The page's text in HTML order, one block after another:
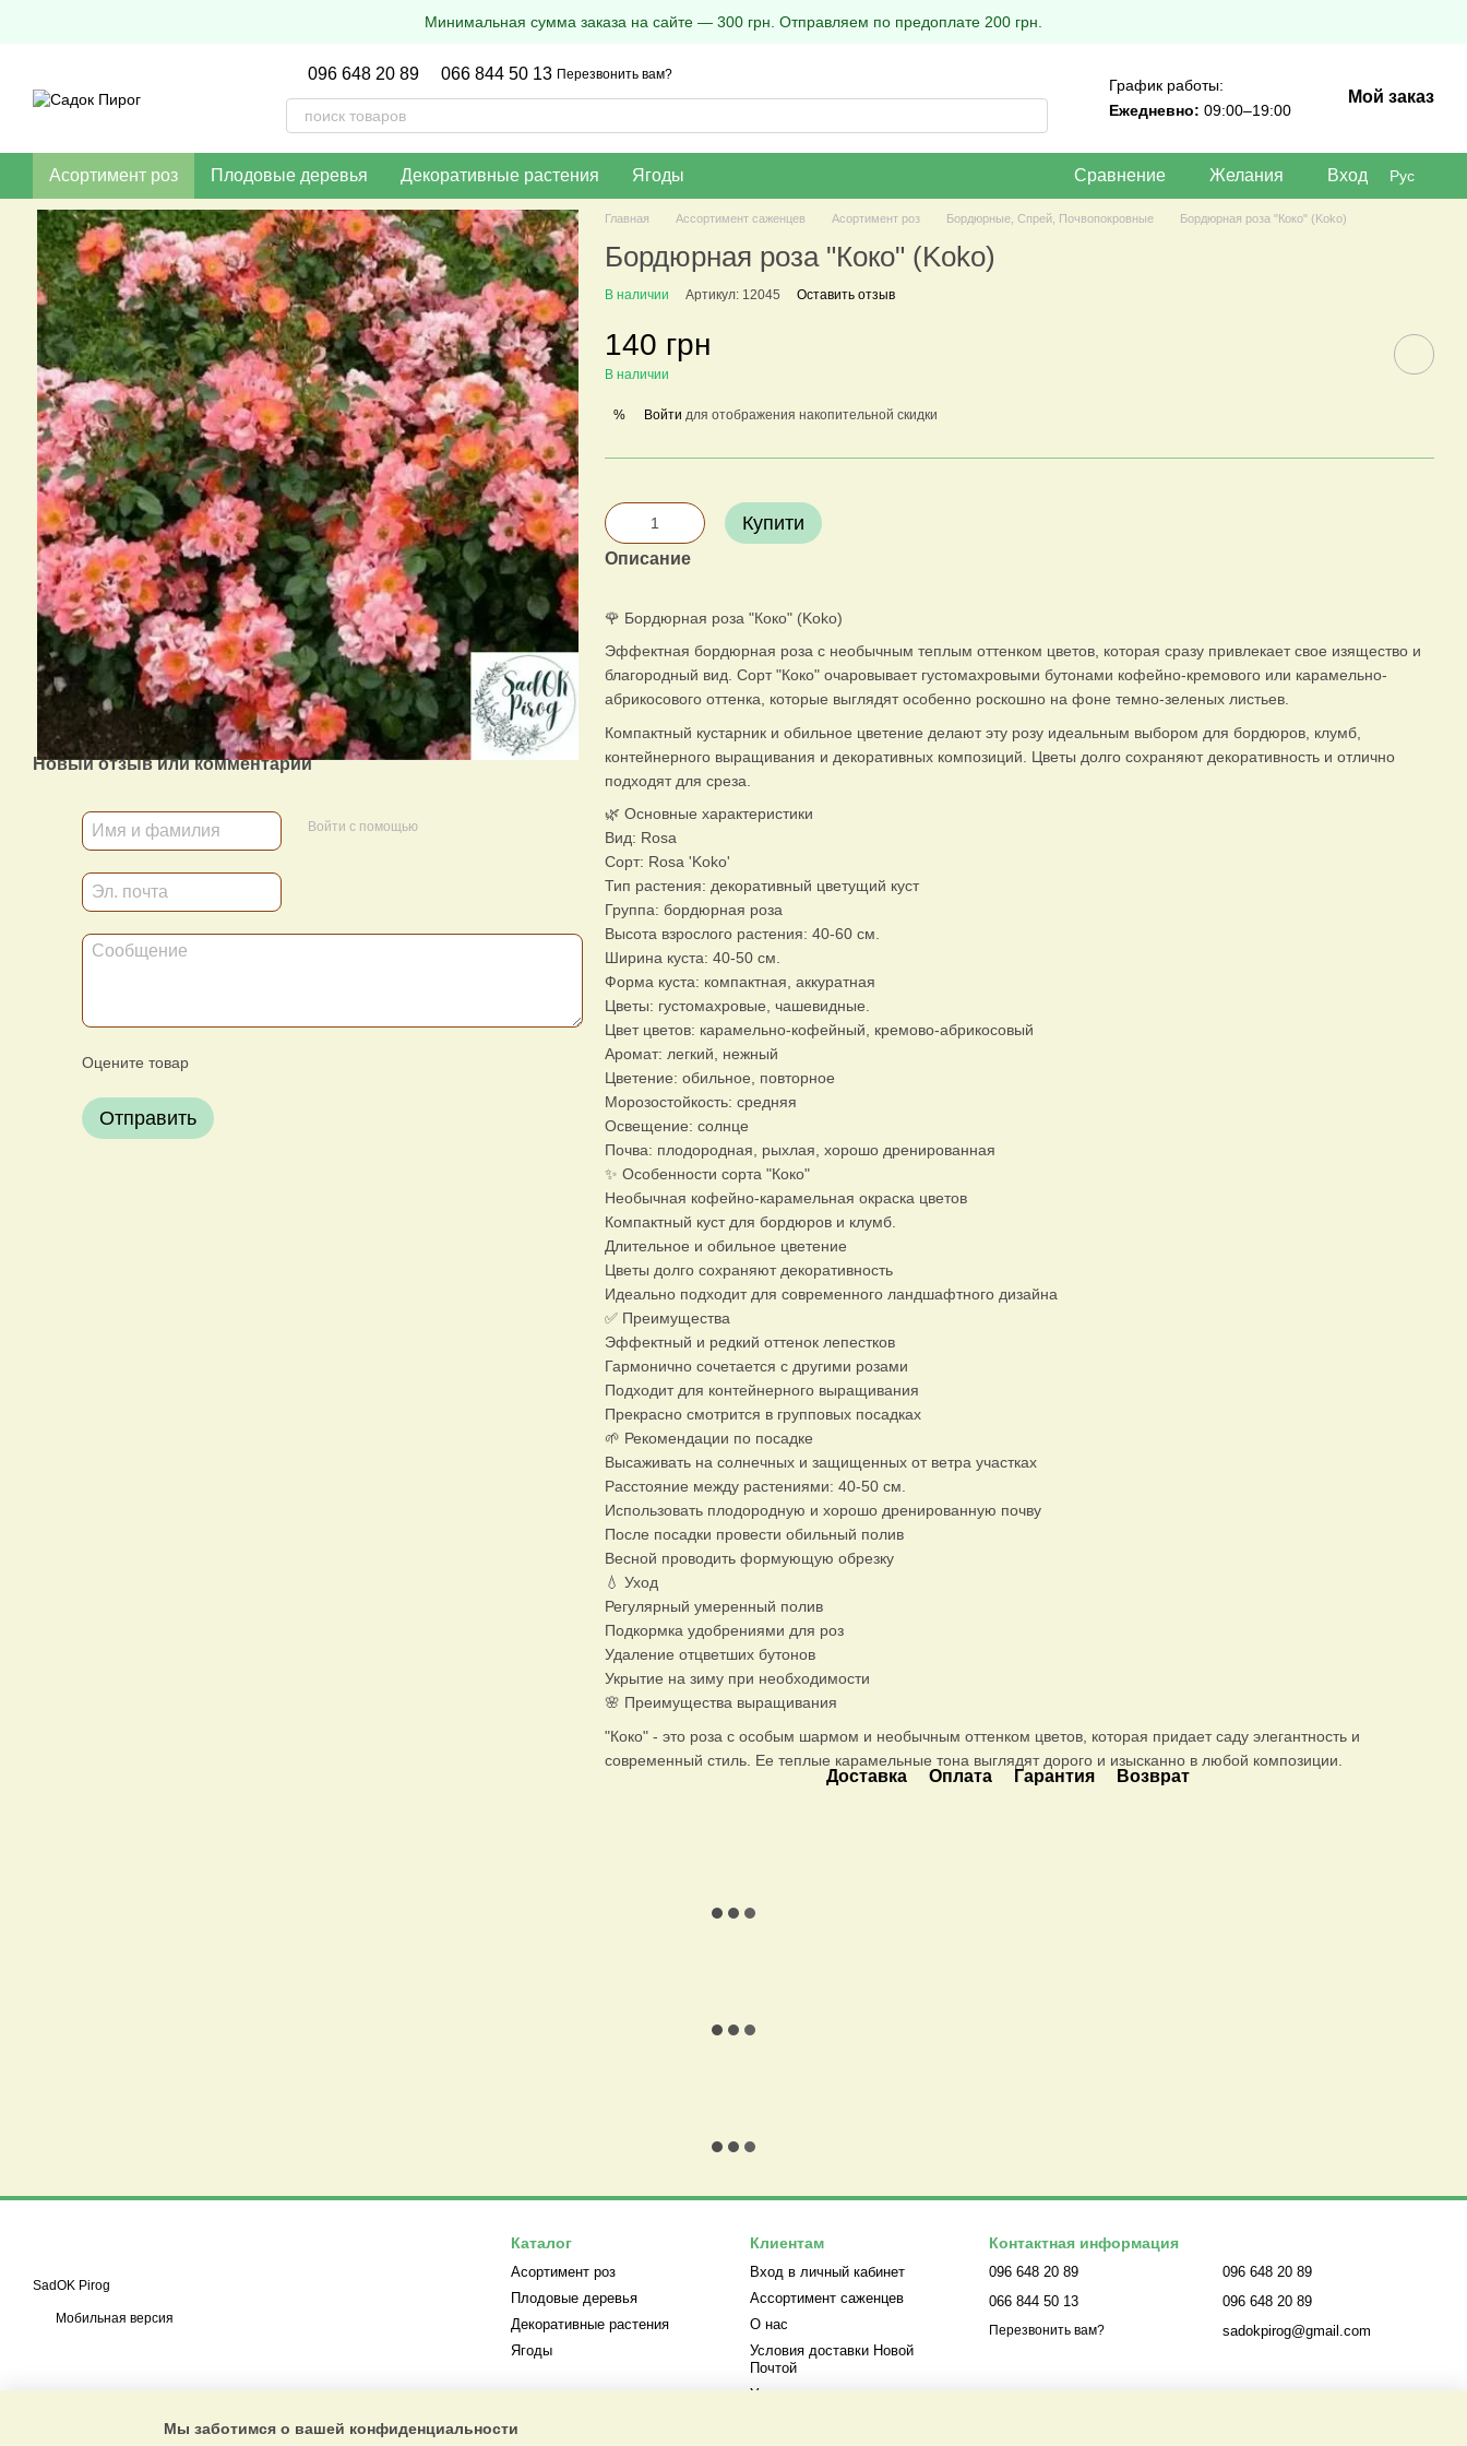
Минимальная сумма заказа на сайте — 300 грн. Отправляем по предоплате 200 грн.
096 648 20 89 066 844 50 13 Перезвонить вам?
График работы:
Ежедневно: 09:00–19:00
Мой заказ
Асортимент роз Плодовые деревья Декоративные растения Ягоды Сравнение Желания Вход Рус
Новый отзыв или комментарий
Войти с помощью
Оцените товар
Отправить
Главная Ассортимент саженцев Асортимент роз Бордюрные, Спрей, Почвопокровные Бордюрная роза "Коко" (Koko)
Бордюрная роза "Коко" (Koko)
В наличии Артикул: 12045 Оставить отзыв
140 грн
В наличии
% Войти для отображения накопительной скидки
Купити
Описание
🌹 Бордюрная роза "Коко" (Koko)
Эффектная бордюрная роза с необычным теплым оттенком цветов, которая сразу привлекает свое изящество и
благородный вид. Сорт "Коко" очаровывает густомахровыми бутонами кофейно-кремового или карамельно-
абрикосового оттенка, которые выглядят особенно роскошно на фоне темно-зеленых листьев.
Компактный кустарник и обильное цветение делают эту розу идеальным выбором для бордюров, клумб,
контейнерного выращивания и декоративных композиций. Цветы долго сохраняют декоративность и отлично
подходят для среза.
🌿 Основные характеристики
Вид: Rosa
Сорт: Rosa 'Koko'
Тип растения: декоративный цветущий куст
Группа: бордюрная роза
Высота взрослого растения: 40-60 см.
Ширина куста: 40-50 см.
Форма куста: компактная, аккуратная
Цветы: густомахровые, чашевидные.
Цвет цветов: карамельно-кофейный, кремово-абрикосовый
Аромат: легкий, нежный
Цветение: обильное, повторное
Морозостойкость: средняя
Освещение: солнце
Почва: плодородная, рыхлая, хорошо дренированная
✨ Особенности сорта "Коко"
Необычная кофейно-карамельная окраска цветов
Компактный куст для бордюров и клумб.
Длительное и обильное цветение
Цветы долго сохраняют декоративность
Идеально подходит для современного ландшафтного дизайна
✅ Преимущества
Эффектный и редкий оттенок лепестков
Гармонично сочетается с другими розами
Подходит для контейнерного выращивания
Прекрасно смотрится в групповых посадках
🌱 Рекомендации по посадке
Высаживать на солнечных и защищенных от ветра участках
Расстояние между растениями: 40-50 см.
Использовать плодородную и хорошо дренированную почву
После посадки провести обильный полив
Весной проводить формующую обрезку
💧 Уход
Регулярный умеренный полив
Подкормка удобрениями для роз
Удаление отцветших бутонов
Укрытие на зиму при необходимости
🌸 Преимущества выращивания
"Коко" - это роза с особым шармом и необычным оттенком цветов, которая придает саду элегантность и
современный стиль. Ее теплые карамельные тона выглядят дорого и изысканно в любой композиции.
Доставка Оплата Гарантия Возврат
SadOK Pirog
Мобильная версия
Каталог
Асортимент роз
Плодовые деревья
Декоративные растения
Ягоды
Клиентам
Вход в личный кабинет
Ассортимент саженцев
О нас
Условия доставки Новой
Почтой
Условия оплаты и возврата
Контактная информация
096 648 20 89
066 844 50 13
Перезвонить вам?
096 648 20 89
096 648 20 89
sadokpirog@gmail.com
Мы заботимся о вашей конфиденциальности